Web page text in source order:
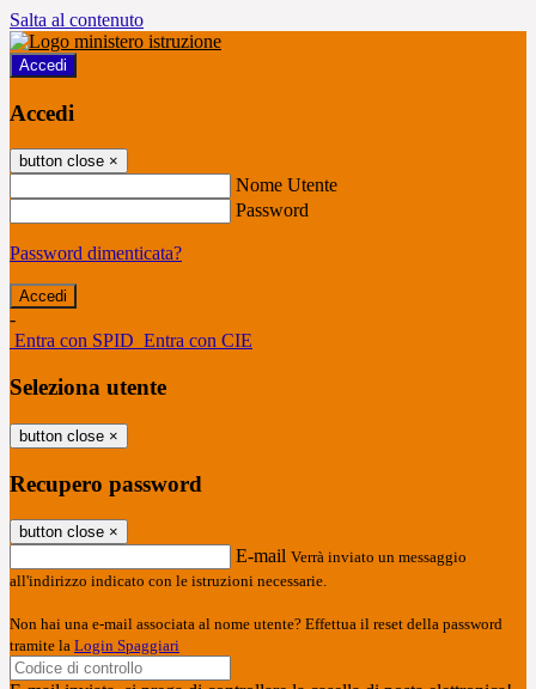
Salta al contenuto
Accedi
Accedi
button close ×
Nome Utente
Password
Password dimenticata?
-
Entra con SPID Entra con CIE
Seleziona utente
button close ×
Recupero password
button close ×
E-mail Verrà inviato un messaggio
all'indirizzo indicato con le istruzioni necessarie.
Non hai una e-mail associata al nome utente? Effettua il reset della password
tramite la Login Spaggiari